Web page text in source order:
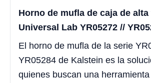
Horno de mufla de caja de
Universal Lab YR05272 //
El horno de mufla de la serie
YR05284 de Kalstein es la
quienes buscan una